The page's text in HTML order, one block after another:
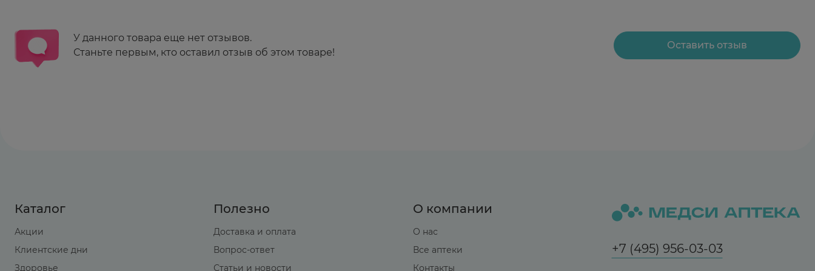
У данного товара еще нет отзывов.
Станьте первым, кто оставил отзыв об этом товаре!
Оставить отзыв
Каталог
Акции
Клиентские дни
Здоровье
Полезно
Доставка и оплата
Вопрос-ответ
Статьи и новости
О компании
О нас
Все аптеки
Контакты
+7 (495) 956-03-03